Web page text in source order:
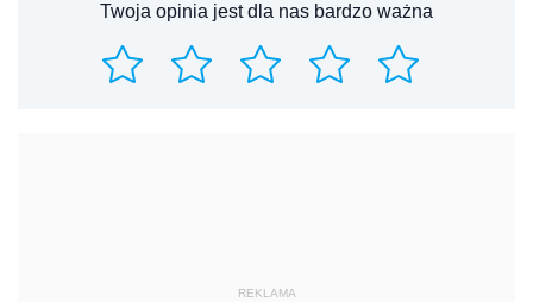
Twoja opinia jest dla nas bardzo ważna
REKLAMA